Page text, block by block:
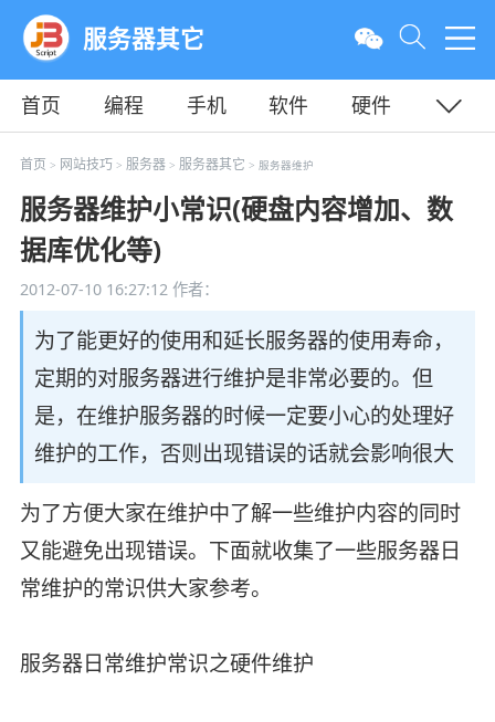
服务器其它
首页 编程 手机 软件
硬件
教程
平面 服务器
首页 > 网站技巧 > 服务器> 服务器其它 > 服务器维护
服务器维护小常识(硬盘内容增加、数
据库优化等)
2012-07-10 16:27:12作者：
为了能更好的使用和延长服务器的使用寿命，
定期的对服务器进行维护是非常必要的。但
是，在维护服务器的时候一定要小心的处理好
维护的工作，否则出现错误的话就会影响很大
为了方便大家在维护中了解一些维护内容的同时
又能避免出现错误。下面就收集了一些服务器日
常维护的常识供大家参考。
服务器日常维护常识之硬件维护